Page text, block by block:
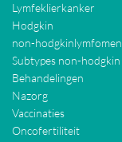
Lymfeklierkanker
Hodgkin
non-hodgkinlymfomen
Subtypes non-hodgkin
Behandelingen
Nazorg
Vaccinaties
Oncofertiliteit